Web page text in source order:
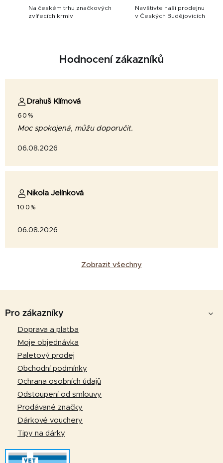
Na českém trhu značkových
zvířecích krmiv
Navštivte naši prodejnu
v Českých Budějovicích
Hodnocení zákazníků
Drahuš Klímová
60%
Moc spokojená, můžu doporučit.
06.08.2026
Nikola Jelínková
100%
06.08.2026
Zobrazit všechny
Pro zákazníky
Doprava a platba
Moje objednávka
Paletový prodej
Obchodní podmínky
Ochrana osobních údajů
Odstoupení od smlouvy
Prodávané značky
Dárkové vouchery
Tipy na dárky